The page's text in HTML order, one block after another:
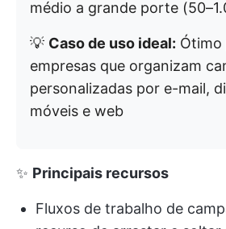
médio a grande porte
💡 Caso de uso ideal: Ótimo
empresas que organizam
personalizadas por e-mail,
móveis e web
✨ Principais recursos
Fluxos de trabalho de